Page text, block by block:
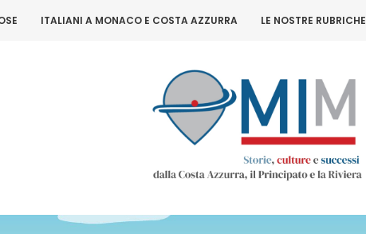
ITALIANI A MONACO E COSTA AZZURRA LE NOSTRE RUBRICHE